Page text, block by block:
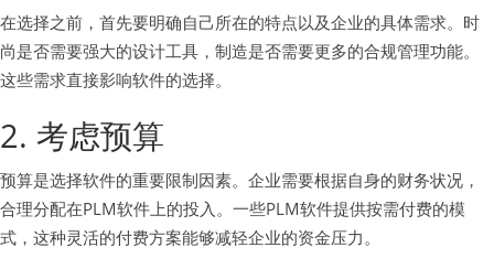
在选择之前，首先要明确自己所在的特点以及企业的具体需求。时
尚是否需要强大的设计工具，制造是否需要更多的合规管理功能。
这些需求直接影响软件的选择。
2. 考虑预算
预算是选择软件的重要限制因素。企业需要根据自身的财务状况，
合理分配在PLM软件上的投入。一些PLM软件提供按需付费的模
式，这种灵活的付费方案能够减轻企业的资金压力。